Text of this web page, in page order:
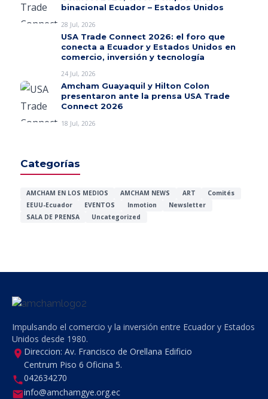
binacional Ecuador – Estados Unidos
28 Jul, 2026
USA Trade Connect 2026: el foro que
conecta a Ecuador y Estados Unidos en
comercio, inversión y tecnología
24 Jul, 2026
Amcham Guayaquil y Hilton Colon
presentaron ante la prensa USA Trade
Connect 2026
18 Jul, 2026
Categorías
AMCHAM EN LOS MEDIOS AMCHAM NEWS ART
Comités
EEUU-Ecuador
EVENTOS Inmotion
Newsletter
SALA DE PRENSA
Uncategorized
Impulsando el comercio y la inversión entre Ecuador y Estados
Unidos desde 1980.
Direccion: Av. Francisco de Orellana Edificio
Centrum Piso 6 Oficina 5.
042634270
info@amchamgye.org.ec